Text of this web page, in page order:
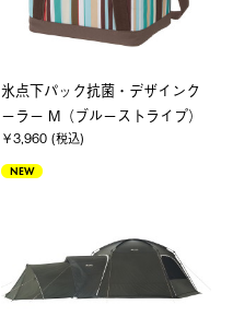
氷点下パック抗菌・デザインク
ーラー M（ブルーストライプ）
￥3,960 (税込)
NEW